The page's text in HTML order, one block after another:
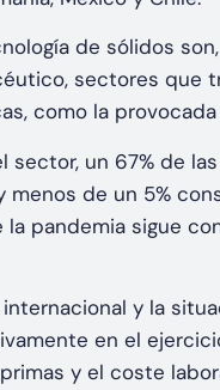
de sólidos
sectores que
como la
sector, un 67% de
menos de un 5%
pandemia sigue
y la
en el
y el coste